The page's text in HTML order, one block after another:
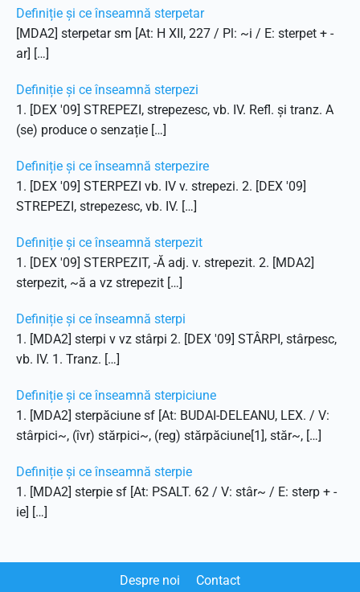
Definiție și ce înseamnă sterpetar
[MDA2] sterpetar sm [At: H XII, 227 / Pl: ~i / E: sterpet + -
ar] […]
Definiție și ce înseamnă sterpezi
1. [DEX '09] STREPEZI, strepezesc, vb. IV. Refl. și tranz. A
(se) produce o senzație […]
Definiție și ce înseamnă sterpezire
1. [DEX '09] STERPEZI vb. IV v. strepezi. 2. [DEX '09]
STREPEZI, strepezesc, vb. IV. […]
Definiție și ce înseamnă sterpezit
1. [DEX '09] STERPEZIT, -Ă adj. v. strepezit. 2. [MDA2]
sterpezit, ~ă a vz strepezit […]
Definiție și ce înseamnă sterpi
1. [MDA2] sterpi v vz stârpi 2. [DEX '09] STÂRPI, stârpesc,
vb. IV. 1. Tranz. […]
Definiție și ce înseamnă sterpiciune
1. [MDA2] sterpăciune sf [At: BUDAI-DELEANU, LEX. / V:
stârpici~, (îvr) stărpici~, (reg) stărpăciune[1], stăr~, […]
Definiție și ce înseamnă sterpie
1. [MDA2] sterpie sf [At: PSALT. 62 / V: stâr~ / E: sterp + -
ie] […]
Despre noi Contact